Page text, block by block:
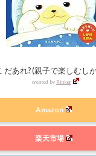
だあれ? (親子で楽しむし
created by Rinker
Amazon
楽天市場